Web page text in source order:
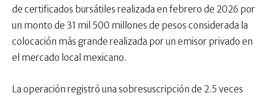
de certificados bursátiles realizada en febrero de 2026 por
un monto de 31 mil 500 millones de pesos considerada la
colocación más grande realizada por un emisor privado en
el mercado local mexicano.
La operación registró una sobresuscripción de 2.5 veces